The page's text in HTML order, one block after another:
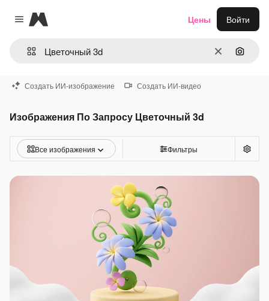
Close menu
Magnific
ОчиститьПоиск
Цены Войти
Создать ИИ-изображение Создать ИИ-видео
Изображения По Запросу Цветочный 3d
Все изображения Фильтры